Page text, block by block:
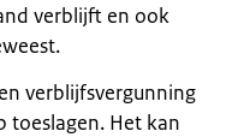
verblijft en ook
verblijfsvergunning
toeslagen. Het kan